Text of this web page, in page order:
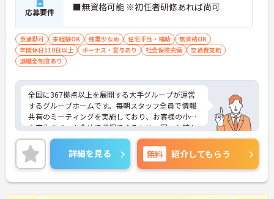
応募要件 ■無資格可能 ※初任者研修あれば尚可
車通勤可 未経験OK 残業少なめ 住宅手当・補助
無資格OK
年間休日110日以上
ボーナス・賞与あり 社会保険完備
交通費支給
退職金制度あり
全国に367拠点以上を展開する大手グループが運営
するグループホームです。毎朝スタッフ全員で情報
共有のミーティングを実施しており、お客様の小さ
な変化をチーム全体で把握できるため、困った時も
すぐに相談できる安心の体制が整っています。待遇
面では、賞与年2回に加え、日々の努力や売上への
寄与を評価する特別報酬が支給されるため、高いモ
チベーションを保ちながら勤務できる環境です。さ
らに、清潔感があれば髪色やネイルなどの規定がな
く、ご自身の個性を大切にしながら自分らしいスタ
詳細を見る 無料 紹介してもらう